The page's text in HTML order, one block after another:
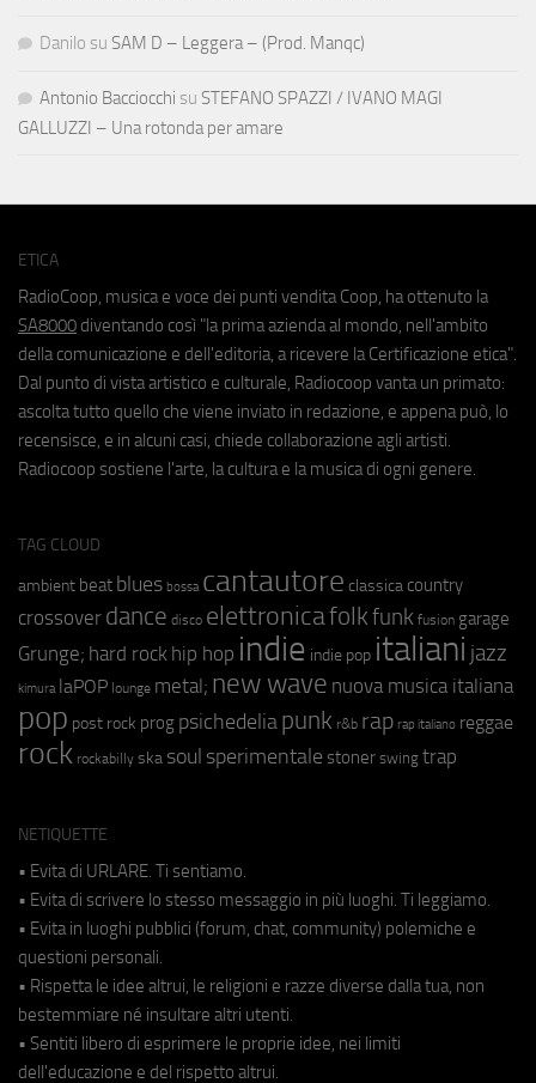
Danilo su SAM D – Leggera – (Prod. Manqc)
Antonio Bacciocchi su STEFANO SPAZZI / IVANO MAGI
GALLUZZI – Una rotonda per amare
ETICA
RadioCoop, musica e voce dei punti vendita Coop, ha ottenuto la
SA8000 diventando così "la prima azienda al mondo, nell'ambito
della comunicazione e dell'editoria, a ricevere la Certificazione etica".
Dal punto di vista artistico e culturale, Radiocoop vanta un primato:
ascolta tutto quello che viene inviato in redazione, e appena può, lo
recensisce, e in alcuni casi, chiede collaborazione agli artisti.
Radiocoop sostiene l'arte, la cultura e la musica di ogni genere.
TAG CLOUD
ambient beat blues bossa cantautore classica country
crossover dance disco elettronicafolkfunk fusion garage
Grunge; hard rock hip hop indie indie pop italiani jazz
kimura laPOP lounge metal; new wave nuova musica italiana
pop post rock prog psichedeliapunk r&b rap rap italiano reggae
rock rockabilly ska soul sperimentale stoner swing trap
NETIQUETTE
• Evita di URLARE. Ti sentiamo.
• Evita di scrivere lo stesso messaggio in più luoghi. Ti leggiamo.
• Evita in luoghi pubblici (forum, chat, community) polemiche e
questioni personali.
• Rispetta le idee altrui, le religioni e razze diverse dalla tua, non
bestemmiare né insultare altri utenti.
• Sentiti libero di esprimere le proprie idee, nei limiti
dell'educazione e del rispetto altrui.